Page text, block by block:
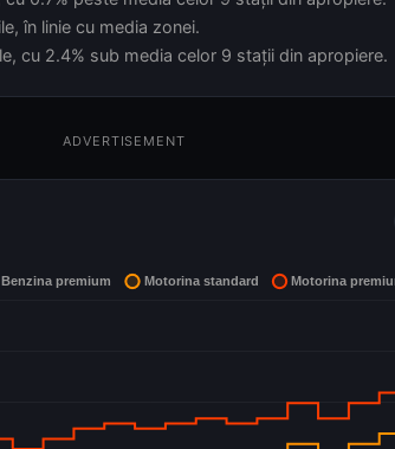
în linie cu media zonei.
cu 2.4% sub media celor 9 stații din apropiere.
ADVERTISEMENT